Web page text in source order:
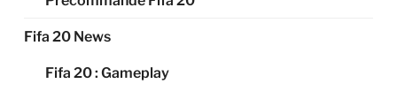
Fifa 20 News
Fifa 20 : Gameplay